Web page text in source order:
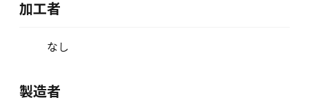
加工者
なし
製造者